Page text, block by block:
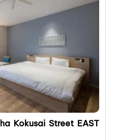
Kokusai Street EAST